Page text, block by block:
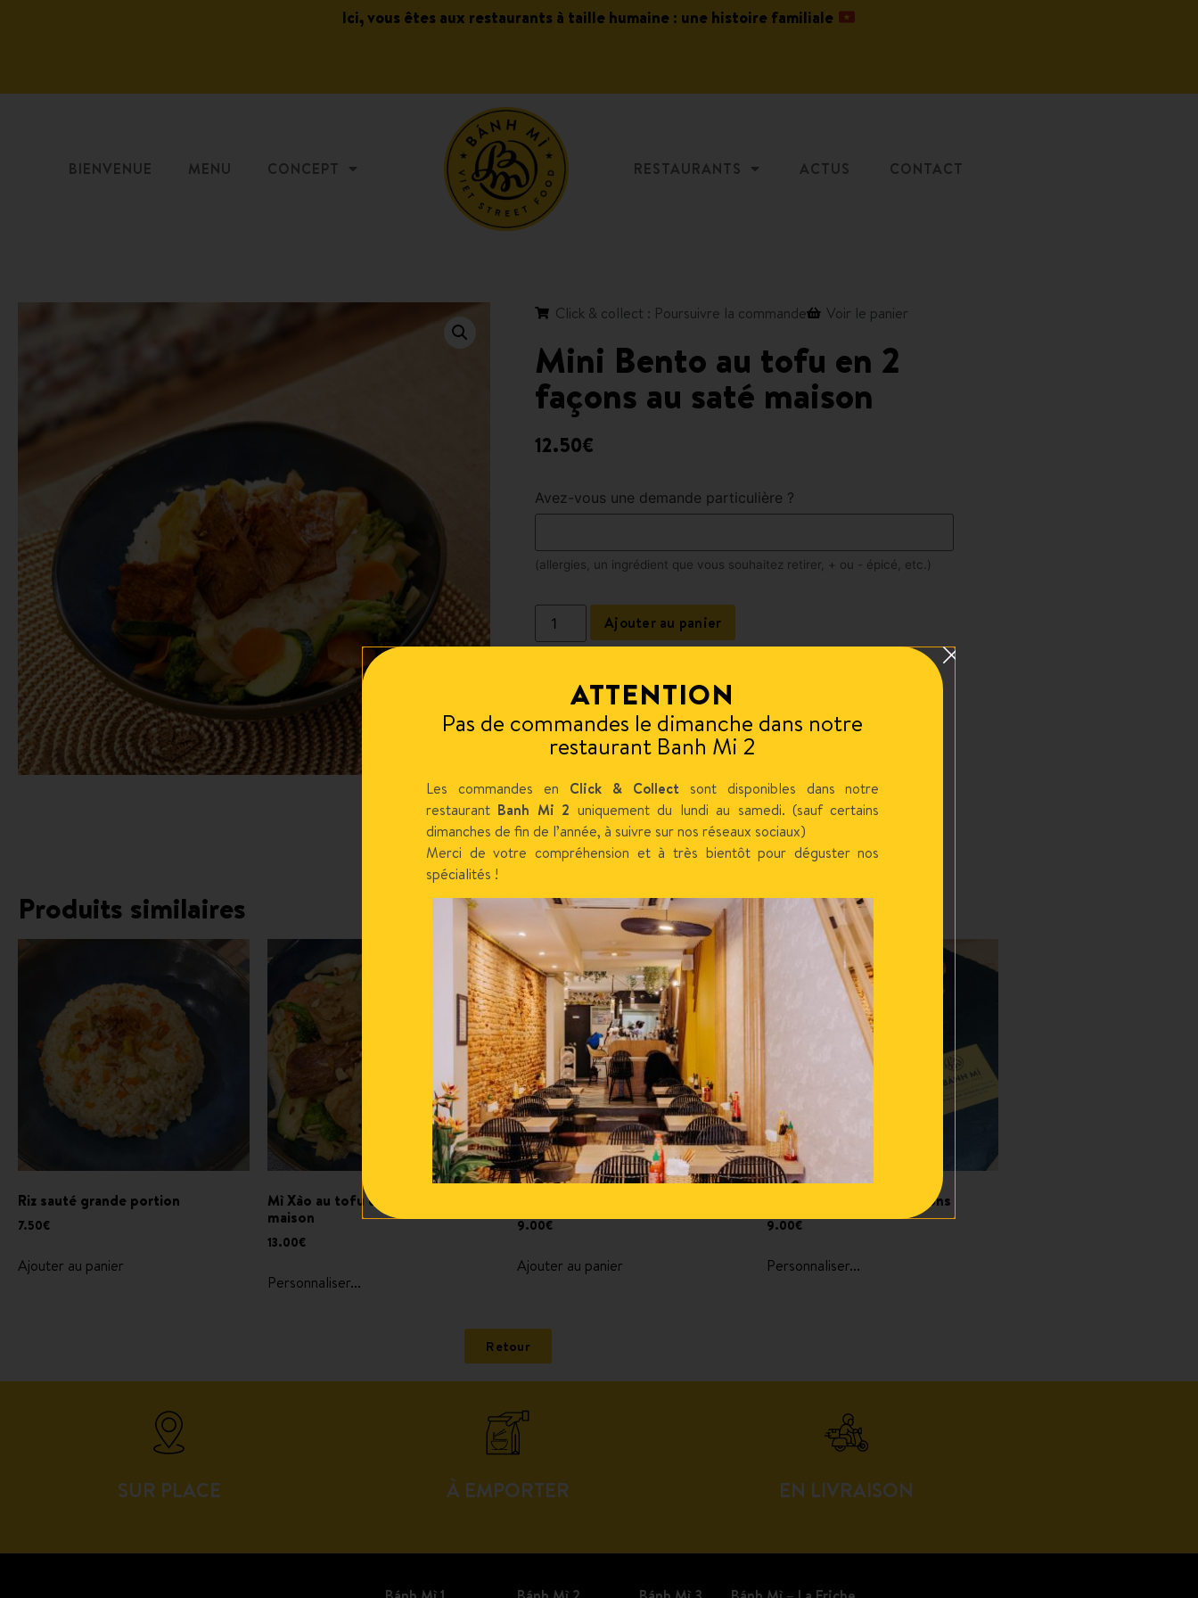
Ici, vous êtes aux restaurants à taille humaine : une histoire familiale
BIENVENUE MENU CONCEPT RESTAURANTS ACTUS CONTACT
Click & collect : Poursuivre la commande Voir le panier
Mini Bento au tofu en 2
façons au saté maison
12.50€
Avez-vous une demande particulière ?
(allergies, un ingrédient que vous souhaitez retirer, + ou - épicé, etc.)
Ajouter au panier
Produits similaires
Riz sauté grande portion
7.50€
Ajouter au panier
Mì Xào au tofu en 2 façons au saté
maison
13.00€
Personnaliser...
9.00€
Ajouter au panier
Bánh Mì au Tofu en 2 façons
9.00€
Personnaliser...
Retour
SUR PLACE À EMPORTER EN LIVRAISON
ATTENTION
Pas de commandes le dimanche dans notre
restaurant Banh Mi 2
Les commandes en Click & Collectsont disponibles dans notre
restaurant Banh Mi 2 uniquement du lundi au samedi. (sauf certains
dimanches de fin de l’année, à suivre sur nos réseaux sociaux)
Merci de votre compréhension et à très bientôt pour déguster nos
spécialités !